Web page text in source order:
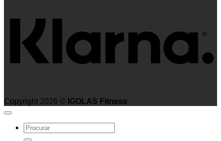
Copyright 2026 © IGOLAS Fitness
Search
for: